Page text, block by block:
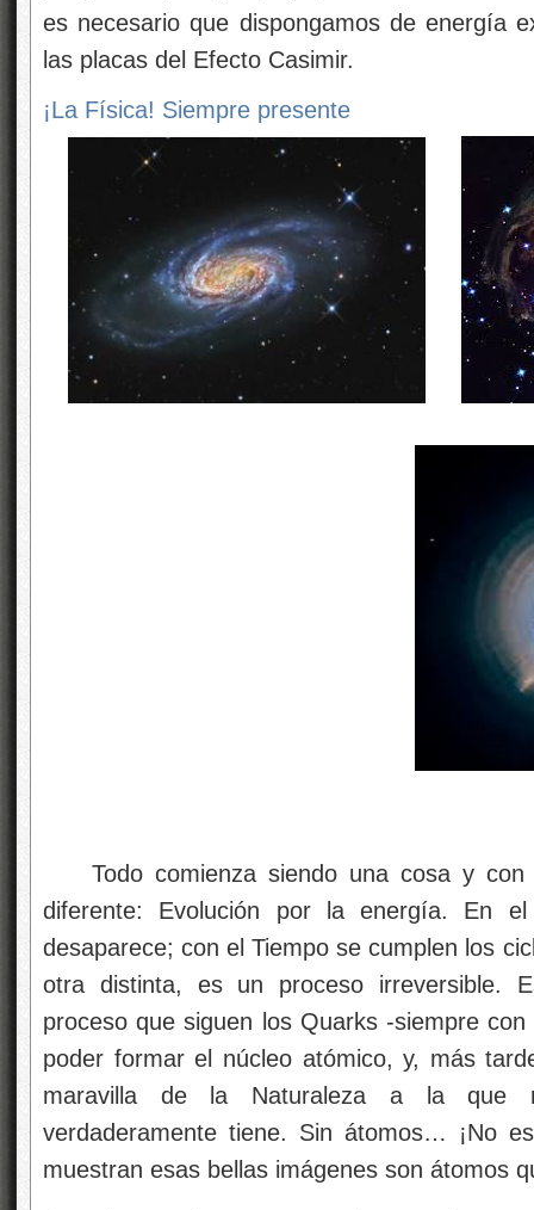
es necesario que dispongamos de energía
las placas del Efecto Casimir.
¡La Física! Siempre presente
Todo comienza siendo una cosa y con
diferente: Evolución por la energía. En
desaparece; con el Tiempo se cumplen los
otra distinta, es un proceso irreversible.
proceso que siguen los Quarks -siempre
poder formar el núcleo atómico, y, más
maravilla de la Naturaleza a la que
verdaderamente tiene. Sin átomos… ¡No
muestran esas bellas imágenes son átomos